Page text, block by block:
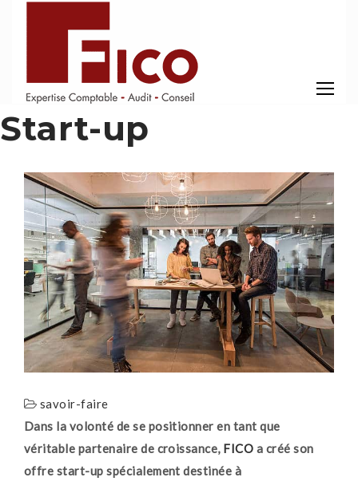
Start-up
savoir-faire
Dans la volonté de se positionner en tant que
véritable partenaire de croissance, FICO a créé son
offre start-up spécialement destinée à